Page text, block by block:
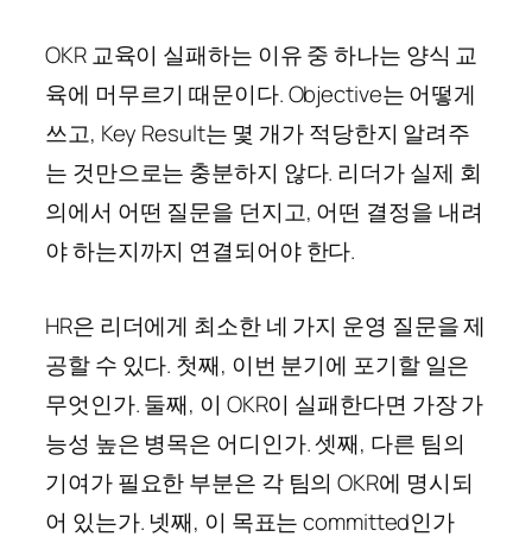
OKR 교육이 실패하는 이유 중 하나는 양식 교
육에 머무르기 때문이다. Objective는 어떻게
쓰고, Key Result는 몇 개가 적당한지 알려주
는 것만으로는 충분하지 않다. 리더가 실제 회
의에서 어떤 질문을 던지고, 어떤 결정을 내려
야 하는지까지 연결되어야 한다.
HR은 리더에게 최소한 네 가지 운영 질문을 제
공할 수 있다. 첫째, 이번 분기에 포기할 일은
무엇인가. 둘째, 이 OKR이 실패한다면 가장 가
능성 높은 병목은 어디인가. 셋째, 다른 팀의
기여가 필요한 부분은 각 팀의 OKR에 명시되
어 있는가. 넷째, 이 목표는 committed인가